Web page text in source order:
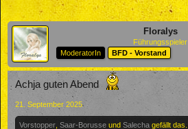
Floralys
Führungsspieler
ModeratorIn
BFD - Vorstand
Achja guten Abend
21. September 2025
Vorstopper Saar-Borusse und Salecha gefällt das.